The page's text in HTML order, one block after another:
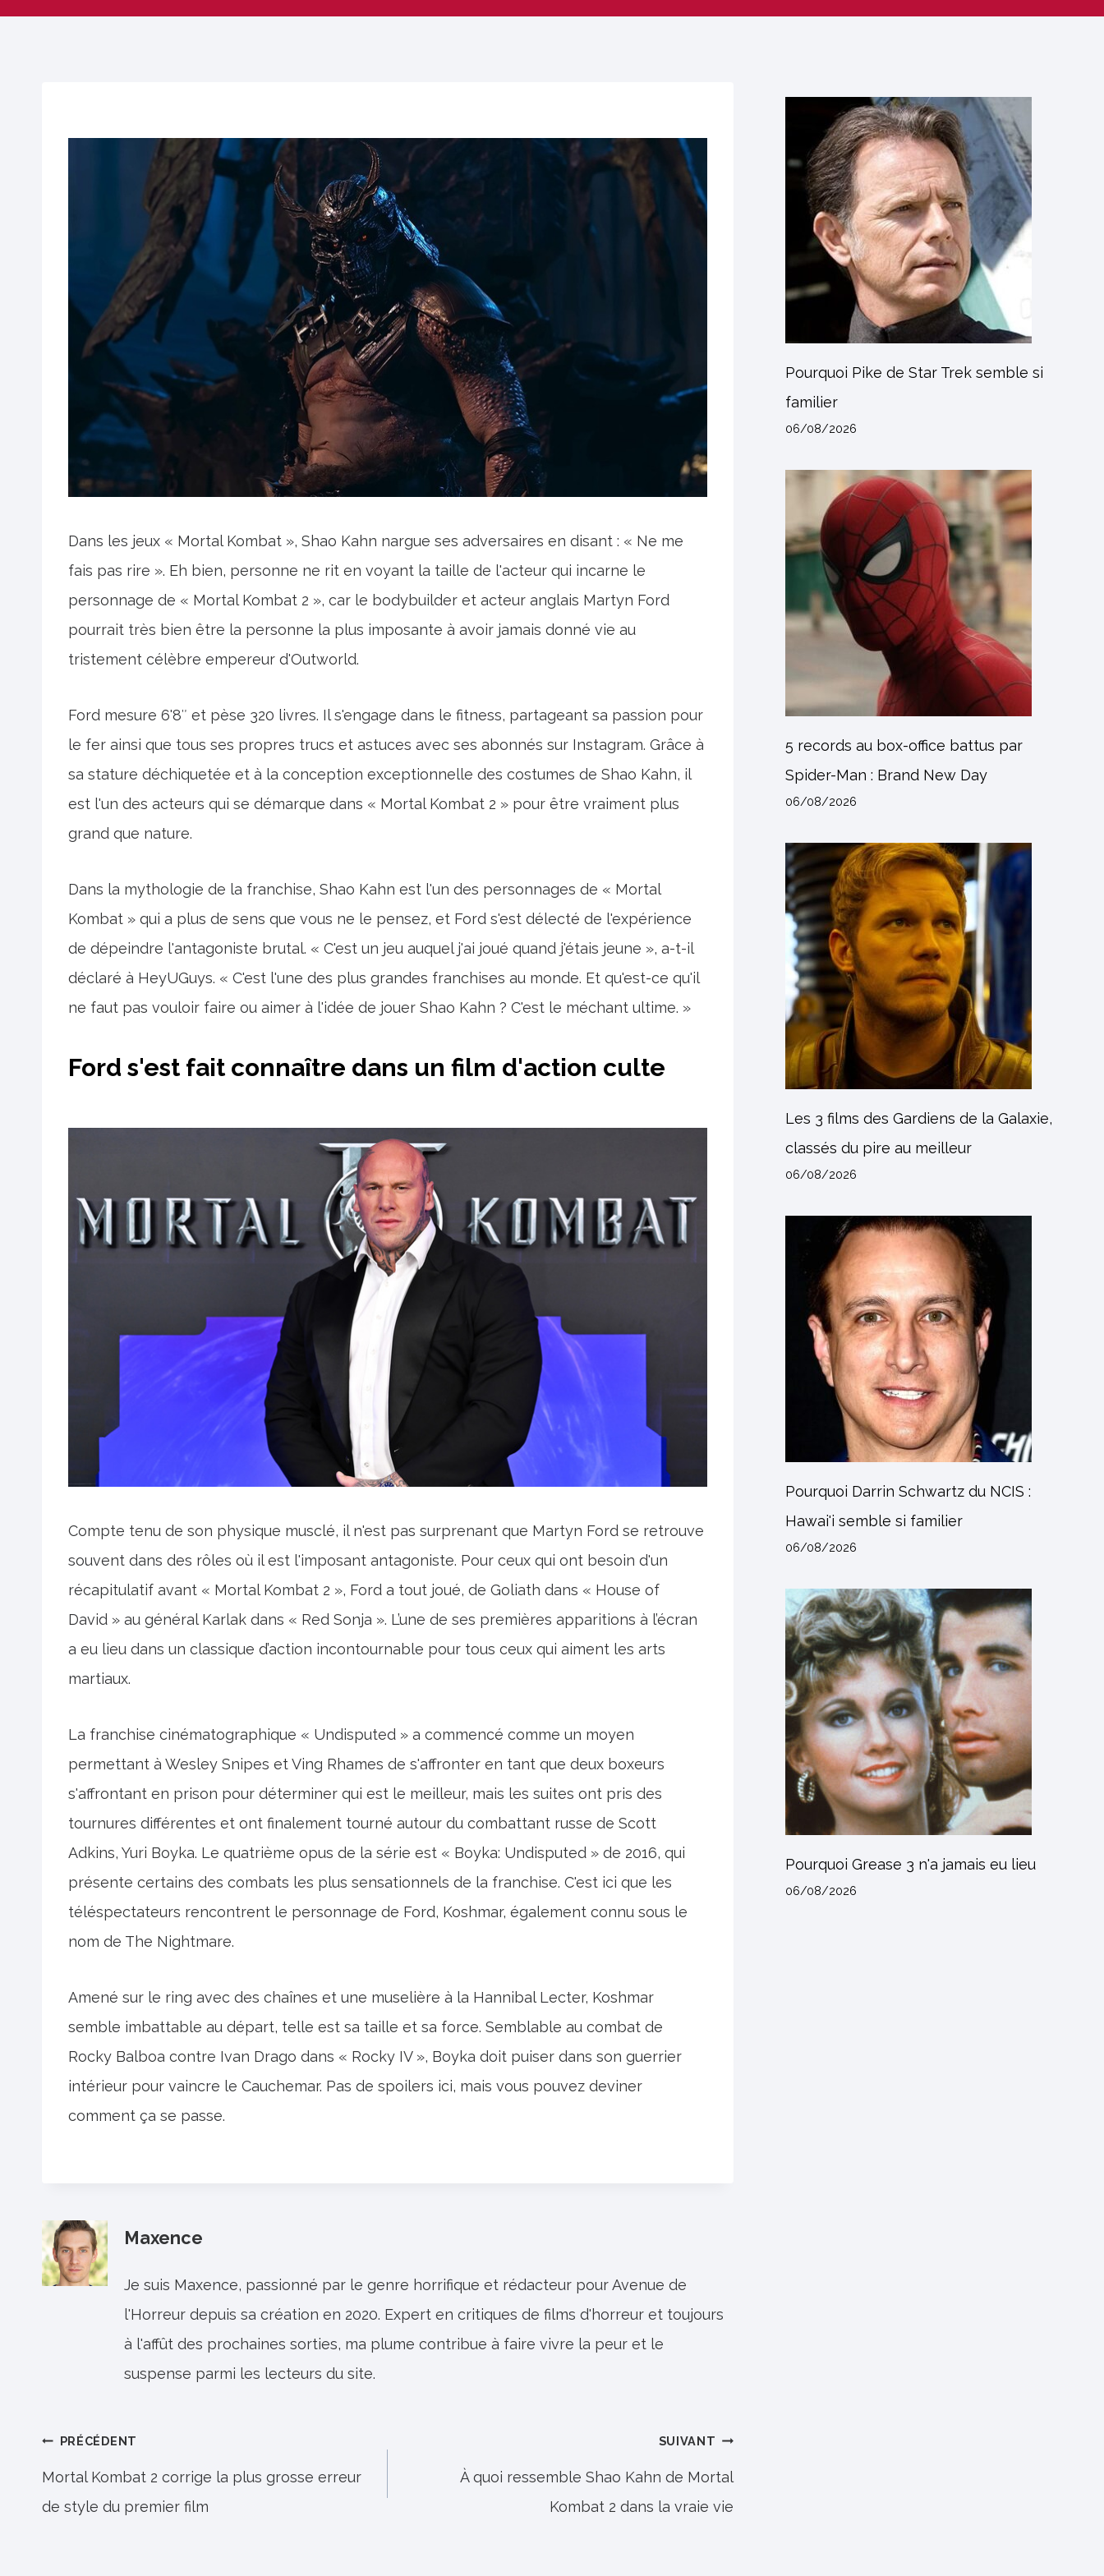
Dans les jeux « Mortal Kombat », Shao Kahn nargue ses adversaires en disant : « Ne me
fais pas rire ». Eh bien, personne ne rit en voyant la taille de l'acteur qui incarne le
personnage de « Mortal Kombat 2 », car le bodybuilder et acteur anglais Martyn Ford
pourrait très bien être la personne la plus imposante à avoir jamais donné vie au
tristement célèbre empereur d'Outworld.
Ford mesure 6'8″ et pèse 320 livres. Il s'engage dans le fitness, partageant sa passion pour
le fer ainsi que tous ses propres trucs et astuces avec ses abonnés sur Instagram. Grâce à
sa stature déchiquetée et à la conception exceptionnelle des costumes de Shao Kahn, il
est l'un des acteurs qui se démarque dans « Mortal Kombat 2 » pour être vraiment plus
grand que nature.
Dans la mythologie de la franchise, Shao Kahn est l'un des personnages de « Mortal
Kombat » qui a plus de sens que vous ne le pensez, et Ford s'est délecté de l'expérience
de dépeindre l'antagoniste brutal. « C'est un jeu auquel j'ai joué quand j'étais jeune », a-t-il
déclaré à HeyUGuys. « C'est l'une des plus grandes franchises au monde. Et qu'est-ce qu'il
ne faut pas vouloir faire ou aimer à l'idée de jouer Shao Kahn ? C'est le méchant ultime. »
Ford s'est fait connaître dans un film d'action culte
Compte tenu de son physique musclé, il n'est pas surprenant que Martyn Ford se retrouve
souvent dans des rôles où il est l'imposant antagoniste. Pour ceux qui ont besoin d'un
récapitulatif avant « Mortal Kombat 2 », Ford a tout joué, de Goliath dans « House of
David » au général Karlak dans « Red Sonja ». L’une de ses premières apparitions à l’écran
a eu lieu dans un classique d’action incontournable pour tous ceux qui aiment les arts
martiaux.
La franchise cinématographique « Undisputed » a commencé comme un moyen
permettant à Wesley Snipes et Ving Rhames de s'affronter en tant que deux boxeurs
s'affrontant en prison pour déterminer qui est le meilleur, mais les suites ont pris des
tournures différentes et ont finalement tourné autour du combattant russe de Scott
Adkins, Yuri Boyka. Le quatrième opus de la série est « Boyka: Undisputed » de 2016, qui
présente certains des combats les plus sensationnels de la franchise. C'est ici que les
téléspectateurs rencontrent le personnage de Ford, Koshmar, également connu sous le
nom de The Nightmare.
Amené sur le ring avec des chaînes et une muselière à la Hannibal Lecter, Koshmar
semble imbattable au départ, telle est sa taille et sa force. Semblable au combat de
Rocky Balboa contre Ivan Drago dans « Rocky IV », Boyka doit puiser dans son guerrier
intérieur pour vaincre le Cauchemar. Pas de spoilers ici, mais vous pouvez deviner
comment ça se passe.
Maxence
Je suis Maxence, passionné par le genre horrifique et rédacteur pour Avenue de
l'Horreur depuis sa création en 2020. Expert en critiques de films d'horreur et toujours
à l'affût des prochaines sorties, ma plume contribue à faire vivre la peur et le
suspense parmi les lecteurs du site.
Navigation
de
l’article
PRÉCÉDENT
Mortal Kombat 2 corrige la plus grosse erreur
de style du premier film
SUIVANT
À quoi ressemble Shao Kahn de Mortal
Kombat 2 dans la vraie vie
Pourquoi Pike de Star Trek semble si
familier
06/08/2026
5 records au box-office battus par
Spider-Man : Brand New Day
06/08/2026
Les 3 films des Gardiens de la Galaxie,
classés du pire au meilleur
06/08/2026
Pourquoi Darrin Schwartz du NCIS :
Hawai'i semble si familier
06/08/2026
Pourquoi Grease 3 n'a jamais eu lieu
06/08/2026